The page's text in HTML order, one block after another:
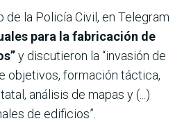
de la Policía Civil, en Telegram
para la fabricación de
y discutieron la “invasión de
objetivos, formación táctica,
análisis de mapas y (...)
de edificios”.